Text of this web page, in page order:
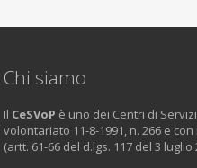
Chi siamo
Il CeSVoP è uno dei Centri di
volontariato 11-8-1991, n. 266 e
(artt. 61-66 del d.lgs. 117 del 3 luglio